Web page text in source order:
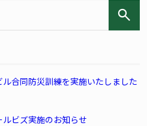
ル合同防災訓練を実施いたしました
ビズ実施のお知らせ